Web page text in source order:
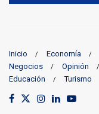
Inicio Economía
Negocios
Opinión
Educación
Turismo